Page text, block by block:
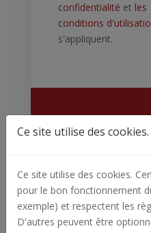
confidentialité et les
conditions
s'appliquent.
Coordonnées
Ce site utilise des cookies.
Ce site utilise des cookies.
pour le bon fonctionnement
exemple) et respectent les
D'autres peuvent être